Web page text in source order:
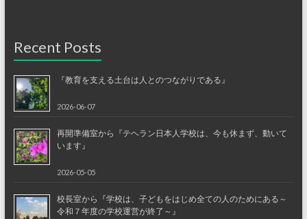
Recent Posts
『教育を支える土台は人とのつながりである』
2026-06-07
再開準備室から『テヘラン日本人学校は、今も休まず、動いて
います』
2026-05-05
校長室から『学校は、子どもをはじめ全ての人のためにある～
令和７年度の学校運営が終了～』